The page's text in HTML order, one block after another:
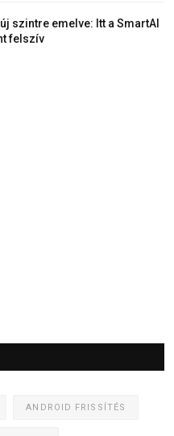
szintre emelve: Itt a SmartAI
felszív
ANDROID FRISSÍTÉS